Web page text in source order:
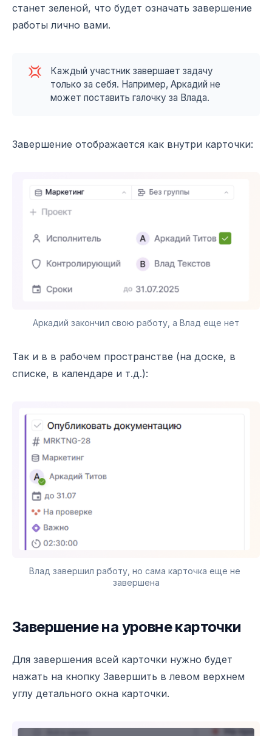
станет зеленой, что будет означать завершение
работы лично вами.
💢
Каждый участник завершает задачу
только за себя. Например, Аркадий не
может поставить галочку за Влада.
Завершение отображается как внутри карточки:
Аркадий закончил свою работу, а Влад еще нет
Так и в в рабочем пространстве (на доске, в
списке, в календаре и т.д.):
Влад завершил работу, но сама карточка еще не
завершена
Завершение на уровне карточки
Для завершения всей карточки нужно будет
нажать на кнопку Завершить в левом верхнем
углу детального окна карточки.